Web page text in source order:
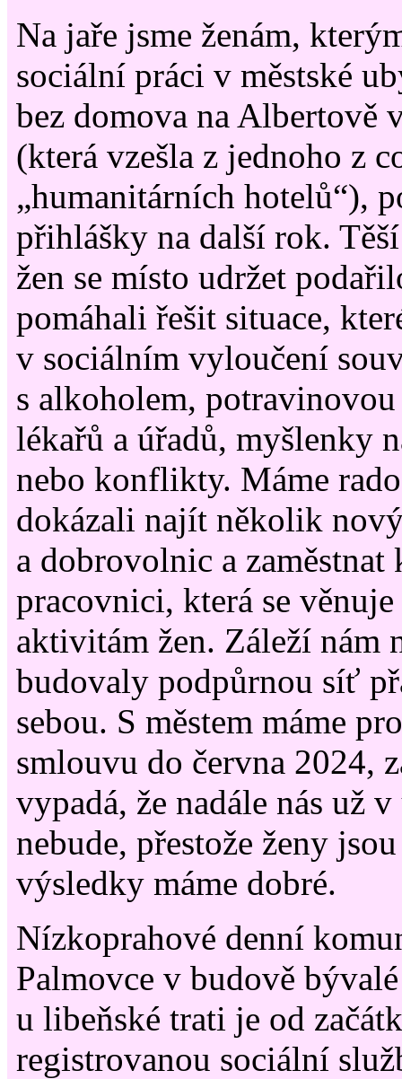
Na jaře jsme ženám,
sociální práci v městské
bez domova na Albertově
(která vzešla z jednoho z
„humanitárních hotelů“),
přihlášky na další rok.
žen se místo udržet
pomáhali řešit situace,
v sociálním vyloučení
s alkoholem,
lékařů a úřadů, myšlenky
nebo konflikty. Máme
dokázali najít několik
a dobrovolnic a
pracovnici, která se
aktivitám žen. Záleží nám
budovaly podpůrnou síť
sebou. S městem máme
smlouvu do června 2024,
vypadá, že nadále nás už
nebude, přestože ženy
výsledky máme dobré.
Nízkoprahové denní
Palmovce v budově
u libeňské trati je od
registrovanou sociální